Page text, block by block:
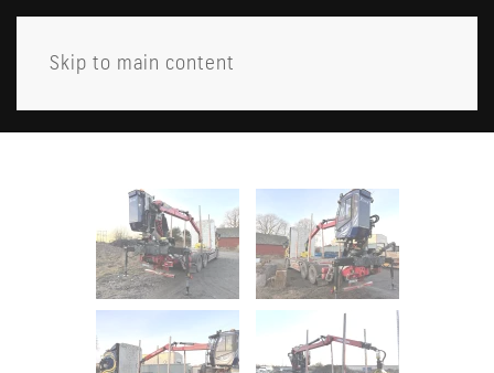
Skip to main content